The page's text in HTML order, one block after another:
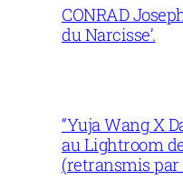
CONRAD
du Narcisse’.
“Yuja Wang X
au Lightroom
(retransmis